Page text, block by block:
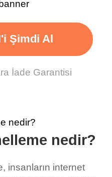
Şimdi Al
İade Garantisi
nedir?
insanların internet